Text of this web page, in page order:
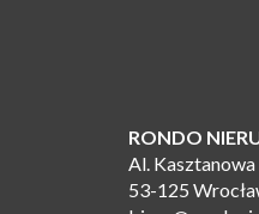
RONDO
Al. Kasztanowa
53-125